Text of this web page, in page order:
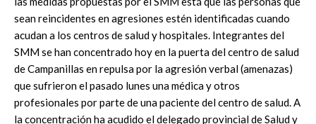
sean reincidentes en agresiones estén identificadas cuando
acudan a los centros de salud y hospitales. Integrantes del
SMM se han concentrado hoy en la puerta del centro de salud
de Campanillas en repulsa por la agresión verbal (amenazas)
que sufrieron el pasado lunes una médica y otros
profesionales por parte de una paciente del centro de salud. A
la concentración ha acudido el delegado provincial de Salud y